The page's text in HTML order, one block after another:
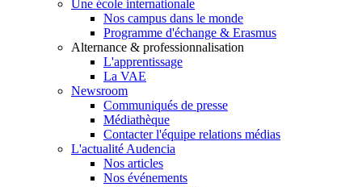
Une école internationale
Nos campus dans le monde
Programme d'échange & Erasmus
Alternance & professionnalisation
L'apprentissage
La VAE
Newsroom
Communiqués de presse
Médiathèque
Contacter l'équipe relations médias
L'actualité Audencia
Nos articles
Nos événements